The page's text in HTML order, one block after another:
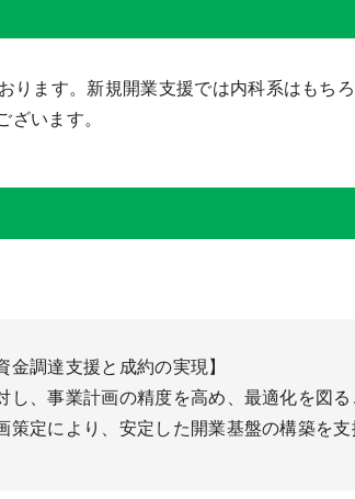
ります。新規開業支援では内科系はもち
います。
金調達支援と成約の実現】
し、事業計画の精度を高め、最適化を図
策定により、安定した開業基盤の構築を支